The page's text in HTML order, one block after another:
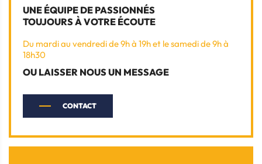
UNE ÉQUIPE DE PASSIONNÉS
TOUJOURS À VOTRE ÉCOUTE
Du mardi au vendredi de 9h à 19h et le samedi de 9h à
18h30
OU LAISSER NOUS UN MESSAGE
CONTACT